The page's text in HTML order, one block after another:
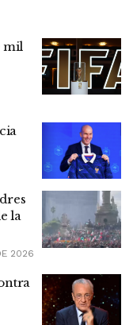
mil
la
2026